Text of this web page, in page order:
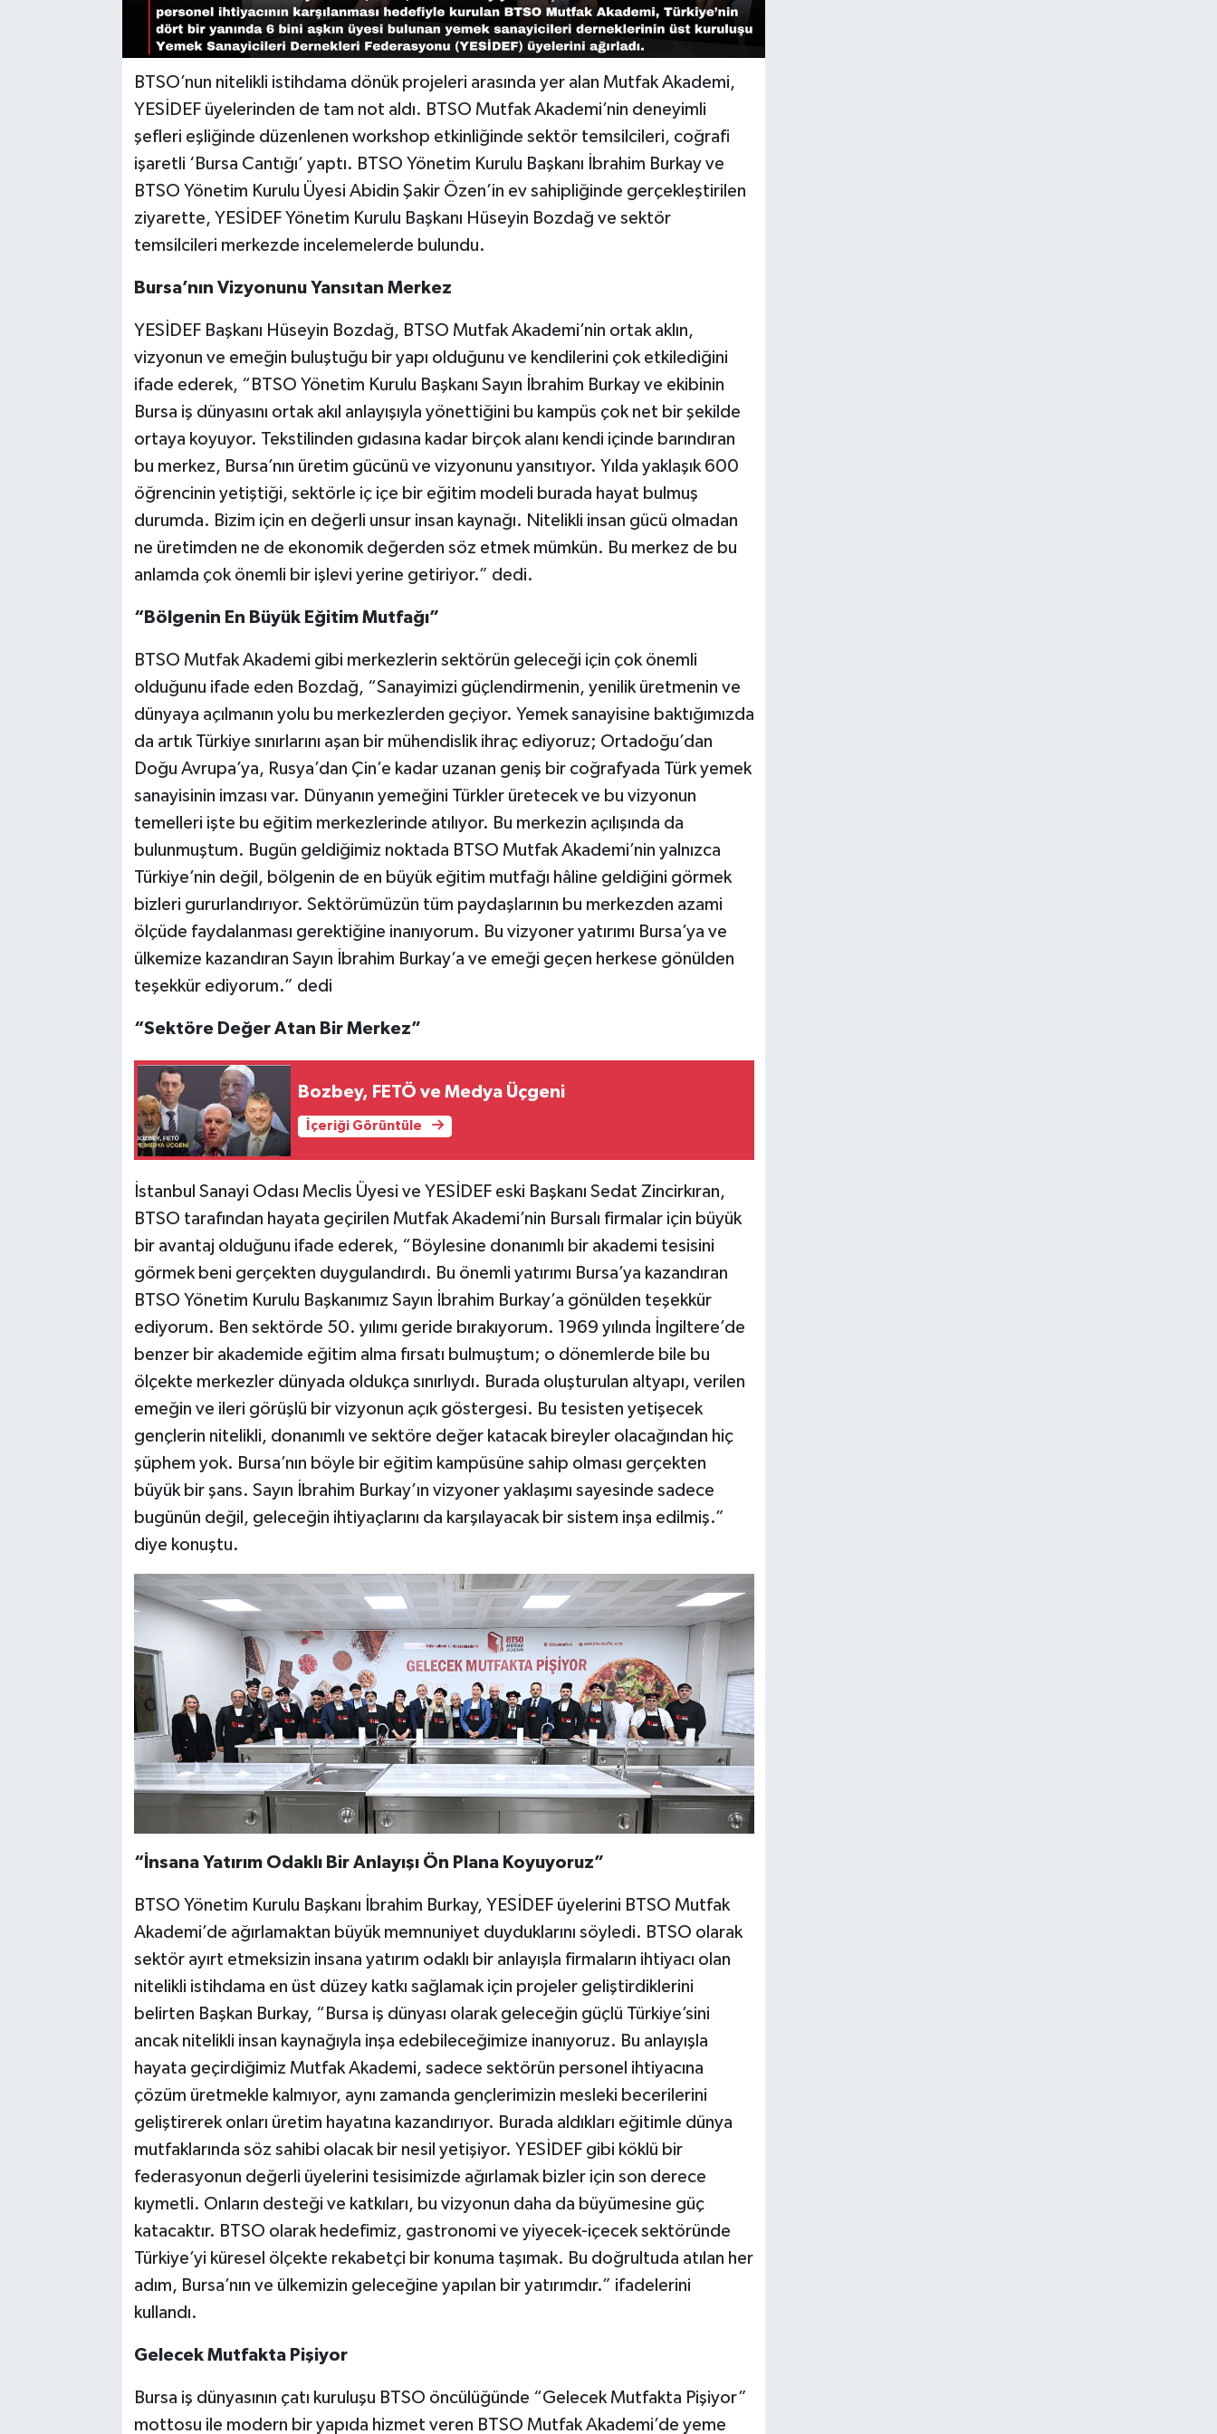
BTSO’nun nitelikli istihdama dönük projeleri arasında yer alan Mutfak Akademi,
YESİDEF üyelerinden de tam not aldı. BTSO Mutfak Akademi’nin deneyimli
şefleri eşliğinde düzenlenen workshop etkinliğinde sektör temsilcileri, coğrafi
işaretli ‘Bursa Cantığı’ yaptı. BTSO Yönetim Kurulu Başkanı İbrahim Burkay ve
BTSO Yönetim Kurulu Üyesi Abidin Şakir Özen’in ev sahipliğinde gerçekleştirilen
ziyarette, YESİDEF Yönetim Kurulu Başkanı Hüseyin Bozdağ ve sektör
temsilcileri merkezde incelemelerde bulundu.
Bursa’nın Vizyonunu Yansıtan Merkez
YESİDEF Başkanı Hüseyin Bozdağ, BTSO Mutfak Akademi’nin ortak aklın,
vizyonun ve emeğin buluştuğu bir yapı olduğunu ve kendilerini çok etkilediğini
ifade ederek, “BTSO Yönetim Kurulu Başkanı Sayın İbrahim Burkay ve ekibinin
Bursa iş dünyasını ortak akıl anlayışıyla yönettiğini bu kampüs çok net bir şekilde
ortaya koyuyor. Tekstilinden gıdasına kadar birçok alanı kendi içinde barındıran
bu merkez, Bursa’nın üretim gücünü ve vizyonunu yansıtıyor. Yılda yaklaşık 600
öğrencinin yetiştiği, sektörle iç içe bir eğitim modeli burada hayat bulmuş
durumda. Bizim için en değerli unsur insan kaynağı. Nitelikli insan gücü olmadan
ne üretimden ne de ekonomik değerden söz etmek mümkün. Bu merkez de bu
anlamda çok önemli bir işlevi yerine getiriyor.” dedi.
“Bölgenin En Büyük Eğitim Mutfağı”
BTSO Mutfak Akademi gibi merkezlerin sektörün geleceği için çok önemli
olduğunu ifade eden Bozdağ, “Sanayimizi güçlendirmenin, yenilik üretmenin ve
dünyaya açılmanın yolu bu merkezlerden geçiyor. Yemek sanayisine baktığımızda
da artık Türkiye sınırlarını aşan bir mühendislik ihraç ediyoruz; Ortadoğu’dan
Doğu Avrupa’ya, Rusya’dan Çin’e kadar uzanan geniş bir coğrafyada Türk yemek
sanayisinin imzası var. Dünyanın yemeğini Türkler üretecek ve bu vizyonun
temelleri işte bu eğitim merkezlerinde atılıyor. Bu merkezin açılışında da
bulunmuştum. Bugün geldiğimiz noktada BTSO Mutfak Akademi’nin yalnızca
Türkiye’nin değil, bölgenin de en büyük eğitim mutfağı hâline geldiğini görmek
bizleri gururlandırıyor. Sektörümüzün tüm paydaşlarının bu merkezden azami
ölçüde faydalanması gerektiğine inanıyorum. Bu vizyoner yatırımı Bursa’ya ve
ülkemize kazandıran Sayın İbrahim Burkay’a ve emeği geçen herkese gönülden
teşekkür ediyorum.” dedi
“Sektöre Değer Atan Bir Merkez”
Bozbey, FETÖ ve Medya Üçgeni
İçeriği Görüntüle
İstanbul Sanayi Odası Meclis Üyesi ve YESİDEF eski Başkanı Sedat Zincirkıran,
BTSO tarafından hayata geçirilen Mutfak Akademi’nin Bursalı firmalar için büyük
bir avantaj olduğunu ifade ederek, “Böylesine donanımlı bir akademi tesisini
görmek beni gerçekten duygulandırdı. Bu önemli yatırımı Bursa’ya kazandıran
BTSO Yönetim Kurulu Başkanımız Sayın İbrahim Burkay’a gönülden teşekkür
ediyorum. Ben sektörde 50. yılımı geride bırakıyorum. 1969 yılında İngiltere’de
benzer bir akademide eğitim alma fırsatı bulmuştum; o dönemlerde bile bu
ölçekte merkezler dünyada oldukça sınırlıydı. Burada oluşturulan altyapı, verilen
emeğin ve ileri görüşlü bir vizyonun açık göstergesi. Bu tesisten yetişecek
gençlerin nitelikli, donanımlı ve sektöre değer katacak bireyler olacağından hiç
şüphem yok. Bursa’nın böyle bir eğitim kampüsüne sahip olması gerçekten
büyük bir şans. Sayın İbrahim Burkay’ın vizyoner yaklaşımı sayesinde sadece
bugünün değil, geleceğin ihtiyaçlarını da karşılayacak bir sistem inşa edilmiş.”
diye konuştu.
“İnsana Yatırım Odaklı Bir Anlayışı Ön Plana Koyuyoruz”
BTSO Yönetim Kurulu Başkanı İbrahim Burkay, YESİDEF üyelerini BTSO Mutfak
Akademi’de ağırlamaktan büyük memnuniyet duyduklarını söyledi. BTSO olarak
sektör ayırt etmeksizin insana yatırım odaklı bir anlayışla firmaların ihtiyacı olan
nitelikli istihdama en üst düzey katkı sağlamak için projeler geliştirdiklerini
belirten Başkan Burkay, “Bursa iş dünyası olarak geleceğin güçlü Türkiye’sini
ancak nitelikli insan kaynağıyla inşa edebileceğimize inanıyoruz. Bu anlayışla
hayata geçirdiğimiz Mutfak Akademi, sadece sektörün personel ihtiyacına
çözüm üretmekle kalmıyor, aynı zamanda gençlerimizin mesleki becerilerini
geliştirerek onları üretim hayatına kazandırıyor. Burada aldıkları eğitimle dünya
mutfaklarında söz sahibi olacak bir nesil yetişiyor. YESİDEF gibi köklü bir
federasyonun değerli üyelerini tesisimizde ağırlamak bizler için son derece
kıymetli. Onların desteği ve katkıları, bu vizyonun daha da büyümesine güç
katacaktır. BTSO olarak hedefimiz, gastronomi ve yiyecek-içecek sektöründe
Türkiye’yi küresel ölçekte rekabetçi bir konuma taşımak. Bu doğrultuda atılan her
adım, Bursa’nın ve ülkemizin geleceğine yapılan bir yatırımdır.” ifadelerini
kullandı.
Gelecek Mutfakta Pişiyor
Bursa iş dünyasının çatı kuruluşu BTSO öncülüğünde “Gelecek Mutfakta Pişiyor”
mottosu ile modern bir yapıda hizmet veren BTSO Mutfak Akademi’de yeme